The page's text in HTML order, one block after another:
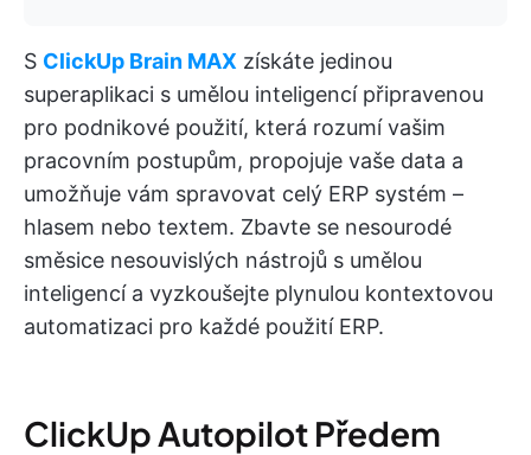
S ClickUp Brain MAX získáte jedinou
superaplikaci s umělou inteligencí připravenou
pro podnikové použití, která rozumí vašim
pracovním postupům, propojuje vaše data a
umožňuje vám spravovat celý ERP systém –
hlasem nebo textem. Zbavte se nesourodé
směsice nesouvislých nástrojů s umělou
inteligencí a vyzkoušejte plynulou kontextovou
automatizaci pro každé použití ERP.
ClickUp Autopilot Předem